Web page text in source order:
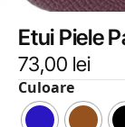
Etui Piele
73,00 lei
Culoare